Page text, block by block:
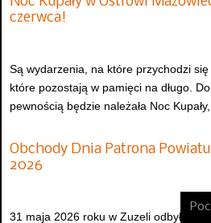
czerwca!
Są wydarzenia, na które przychodzi się
które pozostają w pamięci na długo.
pewnością będzie należała Noc
Obchody Dnia Patrona
2026
31 maja 2026 roku w Zuzeli odbyły się